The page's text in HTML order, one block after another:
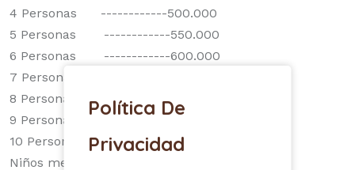
4 Personas ------------500.000
5 Personas ------------550.000
6 Personas ------------600.000
7 Personas ------------650.000
8 Personas ------------700.000
9 Personas ------------750.000
10 Personas ----------800.000
Niños menos de 5 años no pagan
Política De
Privacidad